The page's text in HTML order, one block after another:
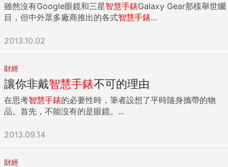
雖然沒有Google眼鏡和三星智慧手錶Galaxy Gear那樣舉世矚
目，但中外眾多廠商推出的各式智慧手錶...
2013.10.02
財經
讓你非戴智慧手錶不可的理由
在思考智慧手錶的必要性時，筆者設想了平時隨身攜帶的物
品。首先，不能沒有的是眼鏡。...
2013.09.14
財經